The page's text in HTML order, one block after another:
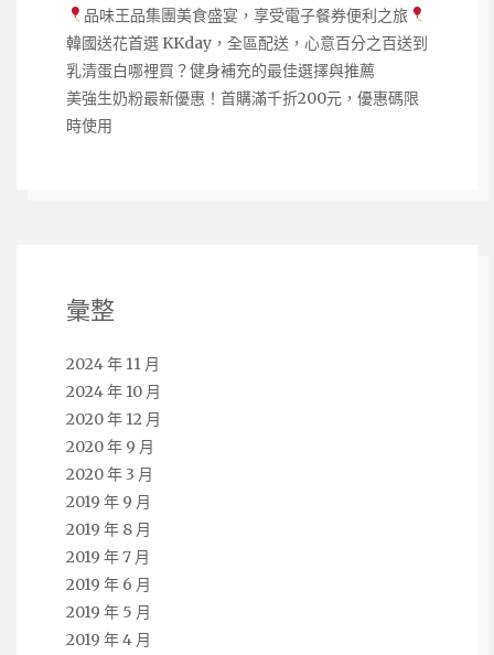
品味王品集團美食盛宴，享受電子餐券便利之旅
韓國送花首選 KKday，全區配送，心意百分之百送到
乳清蛋白哪裡買？健身補充的最佳選擇與推薦
美強生奶粉最新優惠！首購滿千折200元，優惠碼限
時使用
彙整
2024 年 11 月
2024 年 10 月
2020 年 12 月
2020 年 9 月
2020 年 3 月
2019 年 9 月
2019 年 8 月
2019 年 7 月
2019 年 6 月
2019 年 5 月
2019 年 4 月